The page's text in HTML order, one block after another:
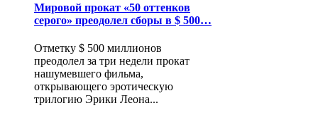
Мировой прокат «50 оттенков
серого» преодолел сборы в $ 500…
Отметку $ 500 миллионов
преодолел за три недели прокат
нашумевшего фильма,
открывающего эротическую
трилогию Эрики Леона...